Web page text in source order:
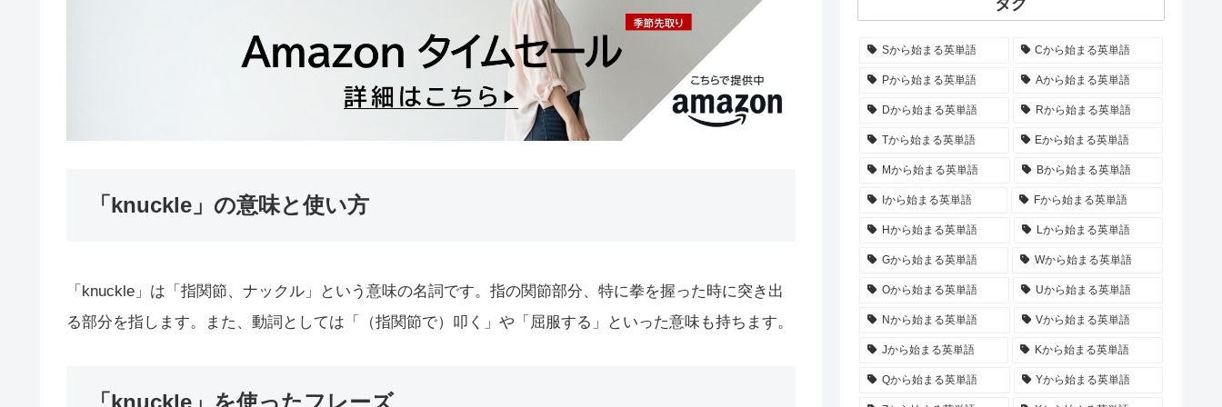
「knuckle」の意味と使い方
「knuckle」は「指関節、ナックル」という意味の名詞です。指の関節部分、特に拳を握った時に突き出
る部分を指します。また、動詞としては「（指関節で）叩く」や「屈服する」といった意味も持ちます。
「knuckle」を使ったフレーズ
タグ
Sから始まる英単語 Cから始まる英単語
Pから始まる英単語 Aから始まる英単語
Dから始まる英単語 Rから始まる英単語
Tから始まる英単語 Eから始まる英単語
Mから始まる英単語 Bから始まる英単語
Iから始まる英単語 Fから始まる英単語
Hから始まる英単語 Lから始まる英単語
Gから始まる英単語 Wから始まる英単語
Oから始まる英単語 Uから始まる英単語
Nから始まる英単語 Vから始まる英単語
Jから始まる英単語 Kから始まる英単語
Qから始まる英単語 Yから始まる英単語